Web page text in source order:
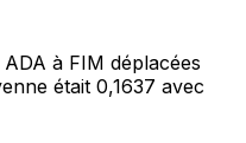
à FIM déplacées
était 0,1637 avec